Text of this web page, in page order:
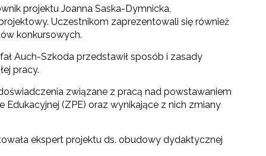
projektu Joanna Saska-Dymnicka,
Uczestnikom zaprezentowali się również
konkursowych.
Auch-Szkoda przedstawił sposób i zasady
pracy.
związane z pracą nad powstawaniem
(ZPE) oraz wynikające z nich zmiany
ekspert projektu ds. obudowy dydaktycznej